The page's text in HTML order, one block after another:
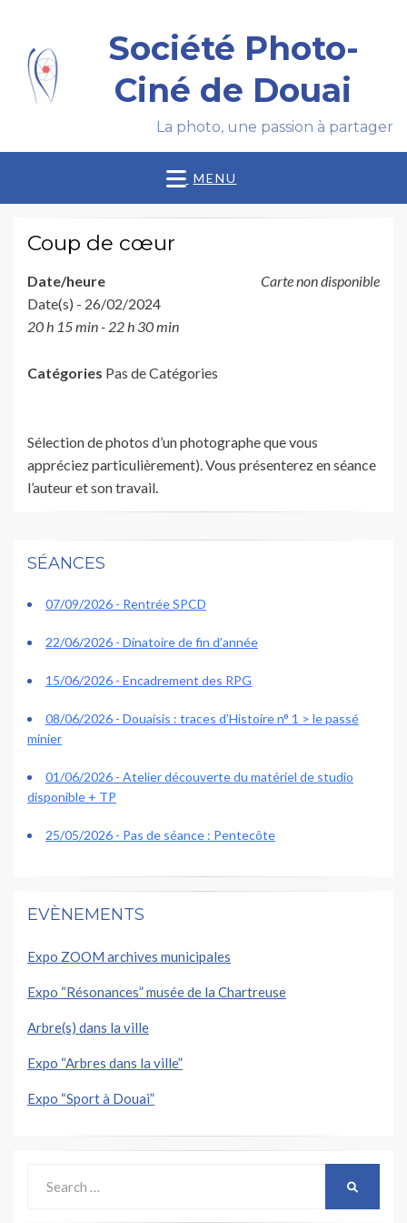
Société Photo-
Ciné de Douai
La photo, une passion à partager
MENU
Coup de cœur
Carte non disponible
Date/heure
Date(s) - 26/02/2024
20 h 15 min - 22 h 30 min
Catégories Pas de Catégories
Sélection de photos d’un photographe que vous
appréciez particulièrement). Vous présenterez en séance
l’auteur et son travail.
SÉANCES
07/09/2026 - Rentrée SPCD
22/06/2026 - Dinatoire de fin d’année
15/06/2026 - Encadrement des RPG
08/06/2026 - Douaisis : traces d’Histoire n° 1 > le passé
minier
01/06/2026 - Atelier découverte du matériel de studio
disponible + TP
25/05/2026 - Pas de séance : Pentecôte
EVÈNEMENTS
Expo ZOOM archives municipales
Expo “Résonances” musée de la Chartreuse
Arbre(s) dans la ville
Expo “Arbres dans la ville”
Expo “Sport à Douai”
for: